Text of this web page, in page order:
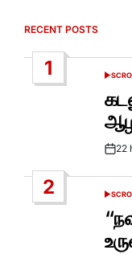
RECENT POSTS
1
Post
22
2
IN